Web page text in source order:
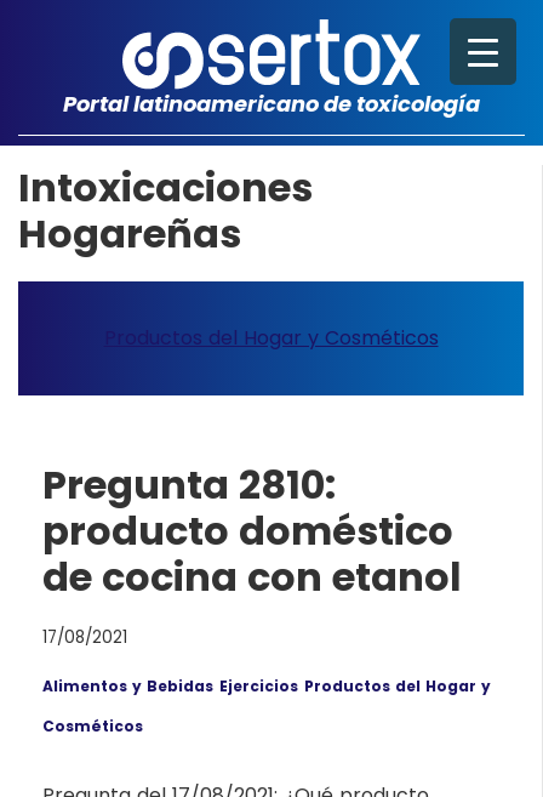
Portal latinoamericano de toxicología
Intoxicaciones
Hogareñas
Productos del Hogar y Cosméticos
Pregunta 2810:
producto doméstico
de cocina con etanol
17/08/2021
Alimentos y Bebidas Ejercicios Productos del Hogar y
Cosméticos